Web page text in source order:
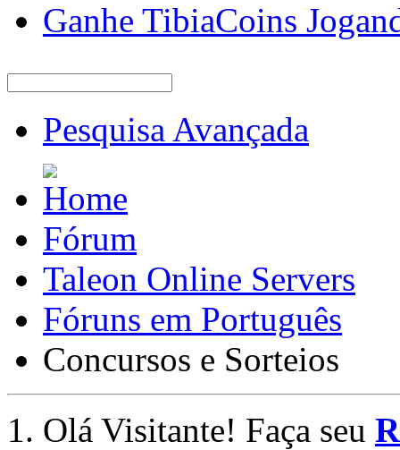
Ganhe TibiaCoins
Pesquisa Avançada
Fórum
Taleon Online Servers
Fóruns em Português
Concursos e Sorteios
Olá Visitante! Faça seu